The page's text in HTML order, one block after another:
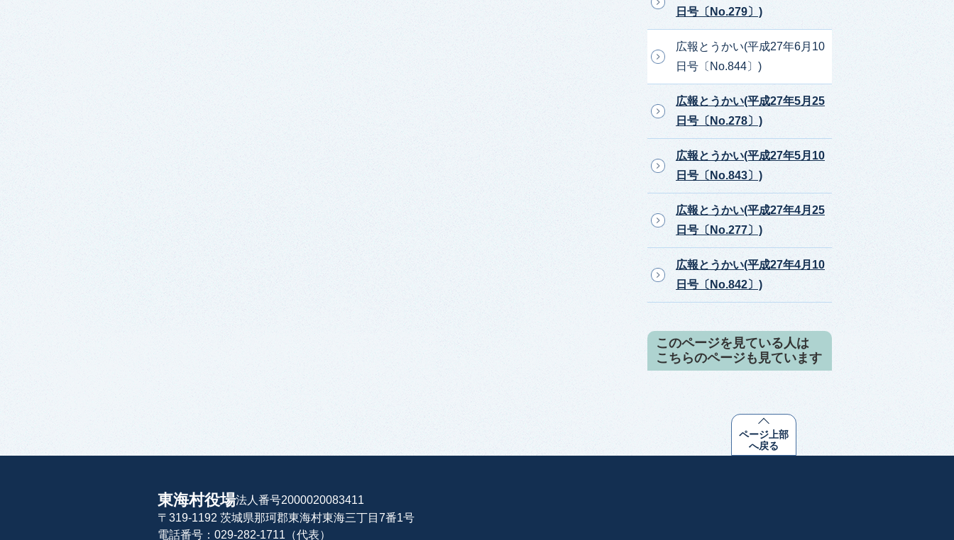
日号〔No.279〕)
広報とうかい(平成27年6月10
日号〔No.844〕)
広報とうかい(平成27年5月25
日号〔No.278〕)
広報とうかい(平成27年5月10
日号〔No.843〕)
広報とうかい(平成27年4月25
日号〔No.277〕)
広報とうかい(平成27年4月10
日号〔No.842〕)
このページを見ている人は
こちらのページも見ています
ページ上部
へ戻る
東海村役場法人番号2000020083411
〒319-1192 茨城県那珂郡東海村東海三丁目7番1号
電話番号：029-282-1711（代表）